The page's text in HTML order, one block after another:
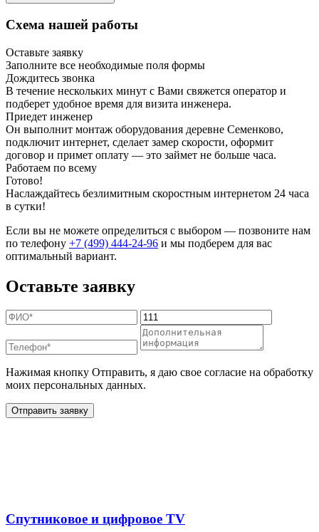
Схема нашей работы
Оставьте заявку
Заполните все необходимые поля формы
Дождитесь звонка
В течение нескольких минут с Вами свяжется оператор и
подберет удобное время для визита инженера.
Приедет инженер
Он выполнит монтаж оборудования деревне Семенково,
подключит интернет, сделает замер скорости, оформит
договор и примет оплату — это займет не больше часа.
Работаем по всему
Готово!
Наслаждайтесь безлимитным скоростным интернетом 24 часа
в сутки!
Если вы не можете определиться с выбором — позвоните нам
по телефону +7 (499) 444-24-96 и мы подберем для вас
оптимальный вариант.
Оставьте заявку
Нажимая кнопку Отправить, я даю свое согласие на обработку
моих персональных данных.
Отправить заявку
Спутниковое и цифровое TV